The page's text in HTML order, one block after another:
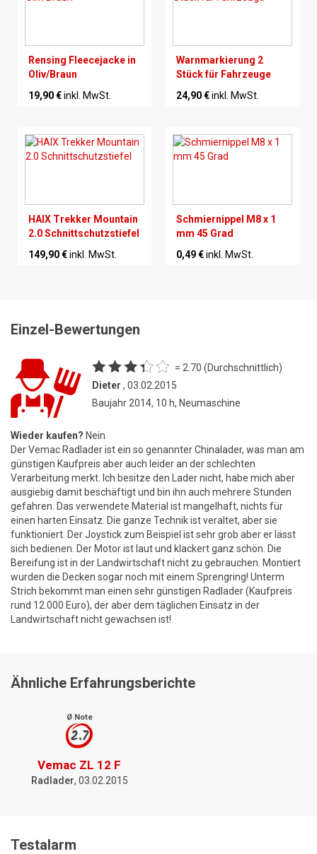
Rensing Fleecejacke in
Oliv/Braun
19,90 €inkl. MwSt.
Warnmarkierung 2
Stück für Fahrzeuge
24,90 €inkl. MwSt.
HAIX Trekker Mountain
2.0 Schnittschutzstiefel
149,90 €inkl. MwSt.
Schmiernippel M8 x 1
mm 45 Grad
0,49 €inkl. MwSt.
Einzel-Bewertungen
= 2.70 (Durchschnittlich)
Dieter , 03.02.2015
Baujahr 2014, 10 h, Neumaschine
Wieder kaufen? Nein
Der Vemac Radlader ist ein so genannter Chinalader, was man am
günstigen Kaufpreis aber auch leider an der schlechten
Verarbeitung merkt. Ich besitze den Lader nicht, habe mich aber
ausgiebig damit beschäftigt und bin ihn auch mehrere Stunden
gefahren. Das verwendete Material ist mangelhaft, nichts für
einen harten Einsatz. Die ganze Technik ist veraltet, aber sie
funktioniert. Der Joystick zum Beispiel ist sehr grob aber er lässt
sich bedienen. Der Motor ist laut und klackert ganz schön. Die
Bereifung ist in der Landwirtschaft nicht zu gebrauchen. Montiert
wurden die Decken sogar noch mit einem Sprengring! Unterm
Strich bekommt man einen sehr günstigen Radlader (Kaufpreis
rund 12.000 Euro), der aber dem täglichen Einsatz in der
Landwirtschaft nicht gewachsen ist!
Ähnliche Erfahrungsberichte
Ø Note
2.7
Vemac ZL 12 F
Radlader, 03.02.2015
Testalarm